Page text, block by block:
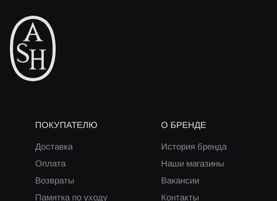
ПОКУПАТЕЛЮ
Доставка
Оплата
Возвраты
Памятка по уходу
О БРЕНДЕ
История бренда
Наши магазины
Вакансии
Контакты